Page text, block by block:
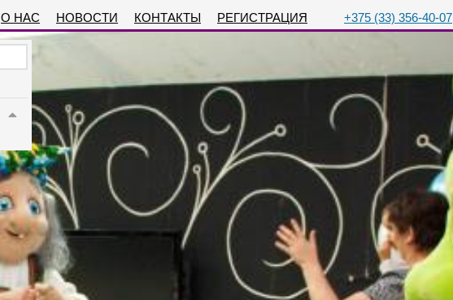
О НАС НОВОСТИ КОНТАКТЫ РЕГИСТРАЦИЯ +375 (33) 356-40-07